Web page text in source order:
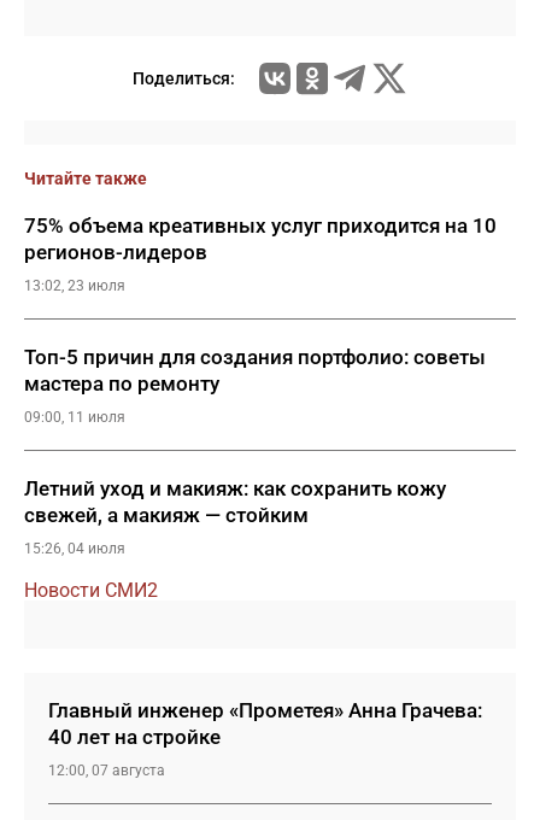
Поделиться:
Читайте также
75% объема креативных услуг приходится на 10
регионов-лидеров
13:02, 23 июля
Топ-5 причин для создания портфолио: советы
мастера по ремонту
09:00, 11 июля
Летний уход и макияж: как сохранить кожу
свежей, а макияж — стойким
15:26, 04 июля
Новости СМИ2
Главный инженер «Прометея» Анна Грачева:
40 лет на стройке
12:00, 07 августа